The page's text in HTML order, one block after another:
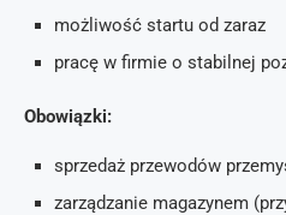
możliwość startu od zaraz
pracę w firmie o stabilnej
Obowiązki:
sprzedaż przewodów
zarządzanie magazynem